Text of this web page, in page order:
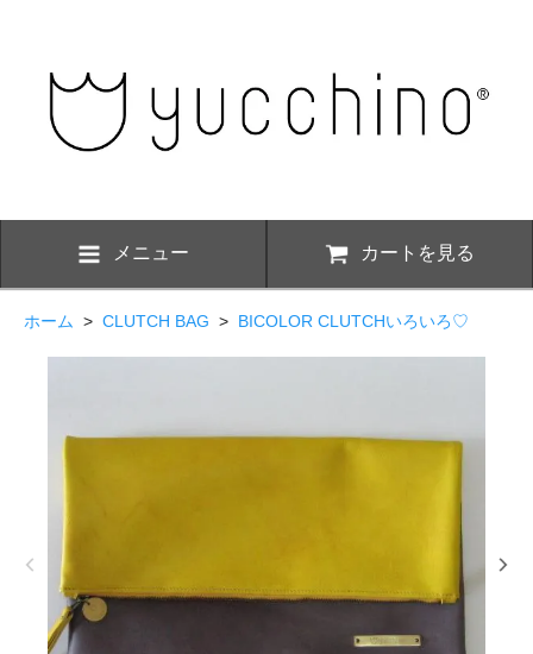
メニュー カートを見る
ホーム > CLUTCH BAG > BICOLOR CLUTCHいろいろ♡